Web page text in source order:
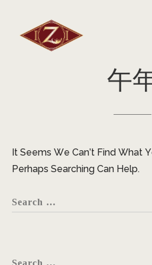
午
It Seems We Can’t Find What
Perhaps Searching Can Help.
Search …